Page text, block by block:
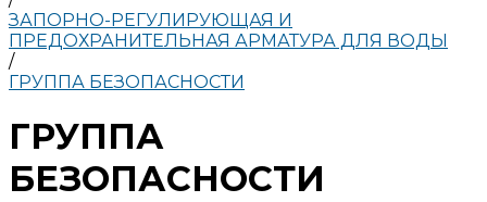
ЗАПОРНО-РЕГУЛИРУЮЩАЯ И
ПРЕДОХРАНИТЕЛЬНАЯ АРМАТУРА ДЛЯ ВОДЫ
/
ГРУППА БЕЗОПАСНОСТИ
ГРУППА
БЕЗОПАСНОСТИ